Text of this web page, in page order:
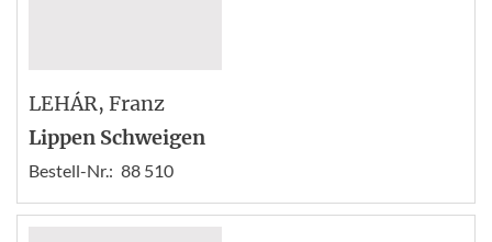
LEHÁR, Franz
Lippen Schweigen
Bestell-Nr.: 88 510